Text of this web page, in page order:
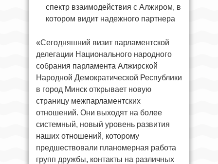
спектр взаимодействия с Алжиром, в
котором видит надежного партнера
«Сегодняшний визит парламентской
делегации Национального народного
собрания парламента Алжирской
Народной Демократической Республики
в город Минск открывает новую
страницу межпарламентских
отношений. Они выходят на более
системный, новый уровень развития
наших отношений, которому
предшествовали планомерная работа
групп дружбы, контакты на различных